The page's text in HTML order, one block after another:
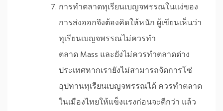
การทำตลาดทุเรียนเบญจพรรณในแง่ของ
การส่งออกจึงต้องคิดให้หนัก ผู้เขียนเห็นว่า
ทุเรียนเบญจพรรณไม่ควรทำ
ตลาด Mass และยังไม่ควรทำตลาดต่าง
ประเทศหากเรายังไม่สามารถจัดการโซ่
อุปทานทุเรียนเบญจพรรณได้ ควรทำตลาด
ในเมืองไทยให้แข็งแรงก่อนจะดีกว่า แล้ว